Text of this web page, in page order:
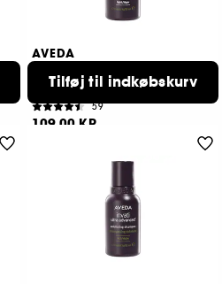
AVEDA
Exfoliating Light Travel Size
Shampoo
59
109,00 KR
Tilføj til indkøbskurv